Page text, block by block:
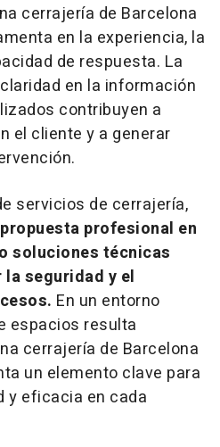
cerrajería de Barcelona
en la experiencia, la
de respuesta. La
en la información
contribuyen a
el cliente y a generar
servicios de cerrajería,
profesional en
soluciones técnicas
seguridad y el
En un entorno
espacios resulta
cerrajería de Barcelona
un elemento clave para
y eficacia en cada